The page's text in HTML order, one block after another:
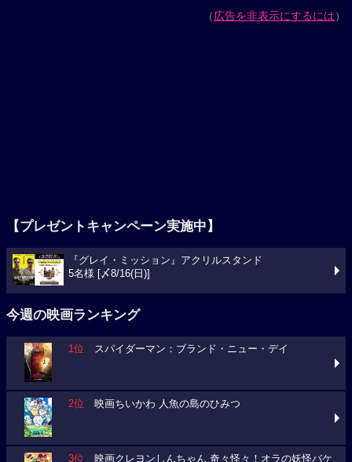
（広告を非表示にするには）
【プレゼントキャンペーン実施中】
『グレイ・ミッション』アクリルスタンド
5名様 [〆8/16(日)]
今週の映画ランキング
1位 スパイダーマン：ブランド・ニュー・デイ
2位 映画ちいかわ 人魚の島のひみつ
3位 映画クレヨンしんちゃん 奇々怪々！オラの妖怪バケ